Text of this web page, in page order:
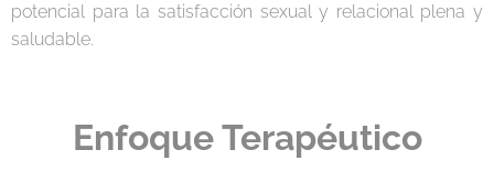
potencial para la satisfacción sexual y relacional plena y
saludable.
Enfoque Terapéutico